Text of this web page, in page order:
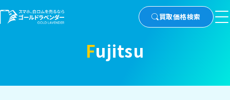
買取価格検索
Fujitsu